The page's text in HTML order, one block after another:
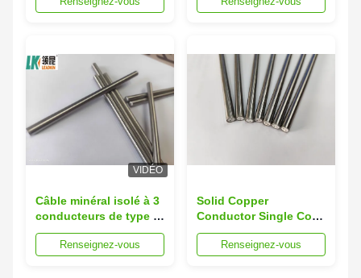
excellente résistance à
Customizable Length
VIDÉO
Câble minéral isolé à 3
conducteurs de type K
4.0-8.0mm pour
thermocouples
Renseignez-vous
Solid Copper
Conductor Single Core
Mineral Insulated Metal
Sheathed Cable with
Renseignez-vous